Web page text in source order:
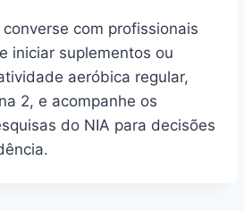
converse com profissionais
iniciar suplementos ou
aeróbica regular,
2, e acompanhe os
do NIA para decisões